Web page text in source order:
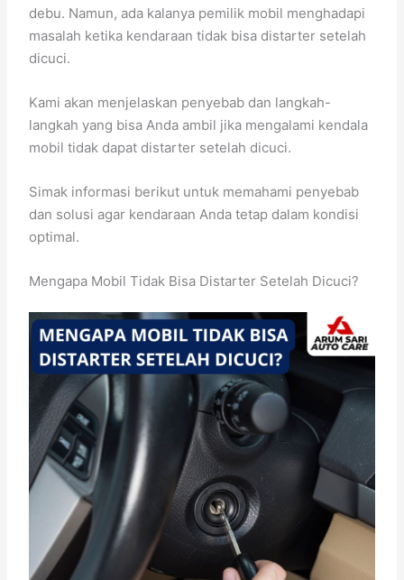
debu. Namun, ada kalanya pemilik mobil menghadapi
masalah ketika kendaraan tidak bisa distarter setelah
dicuci.
Kami akan menjelaskan penyebab dan langkah-
langkah yang bisa Anda ambil jika mengalami kendala
mobil tidak dapat distarter setelah dicuci.
Simak informasi berikut untuk memahami penyebab
dan solusi agar kendaraan Anda tetap dalam kondisi
optimal.
Mengapa Mobil Tidak Bisa Distarter Setelah Dicuci?